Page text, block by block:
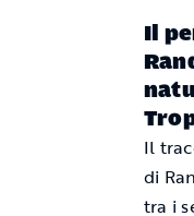
Il
Il
di
tra i